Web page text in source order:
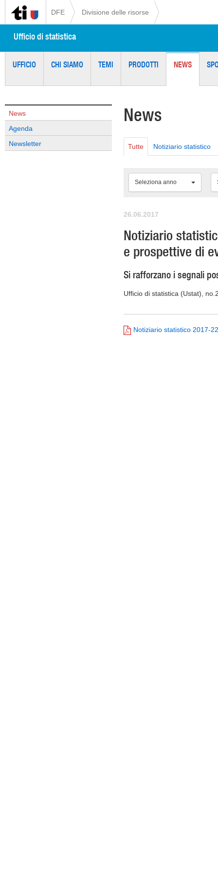
DFE Divisione delle risorse
Ufficio di statistica
UFFICIO CHI SIAMO TEMI PRODOTTI NEWS
News
Agenda
Newsletter
News
Tutte Notiziario statistico
Seleziona anno
26.06.2017
Notiziario
e prospettive di
Si rafforzano i segnali
Ufficio di statistica (Ustat),
Notiziario statistico 2017-22